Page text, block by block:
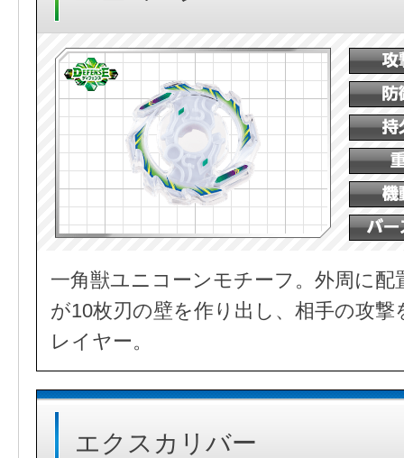
一角獣ユニコーンモチーフ。外周に
が10枚刃の壁を作り出し、相手の攻
レイヤー。
エクスカリバー